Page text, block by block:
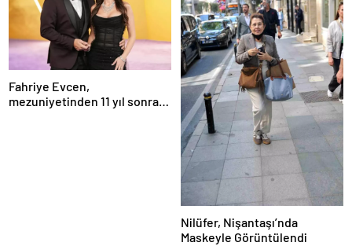
Fahriye Evcen,
mezuniyetinden 11 yıl sonra
Nilüfer, Nişantaşı’nda
Maskeyle Görüntülendi